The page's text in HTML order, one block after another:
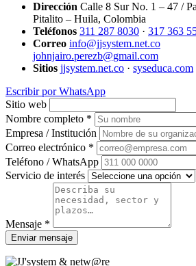
Dirección Calle 8 Sur No. 1 – 47 /
Pitalito – Huila, Colombia
Teléfonos 311 287 8030 · 317 363
Correo info@jjsystem.net.co
johnjairo.perezb@gmail.com
Sitios jjsystem.net.co · syseduca.com
Escribir por WhatsApp
Sitio web
Nombre completo *
Empresa / Institución
Correo electrónico *
Teléfono / WhatsApp
Servicio de interés
Mensaje *
Enviar mensaje